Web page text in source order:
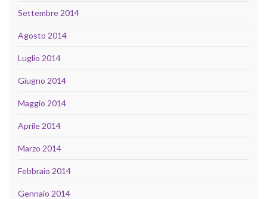
Settembre 2014
Agosto 2014
Luglio 2014
Giugno 2014
Maggio 2014
Aprile 2014
Marzo 2014
Febbraio 2014
Gennaio 2014